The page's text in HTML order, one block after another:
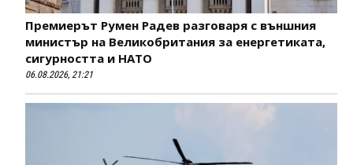
Премиерът Румен Радев разговаря с външния
министър на Великобритания за енергетиката,
сигурността и НАТО
06.08.2026, 21:21